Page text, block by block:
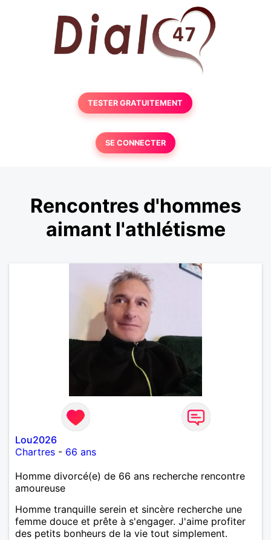
TESTER GRATUITEMENT
SE CONNECTER
Rencontres d'hommes
aimant l'athlétisme
Lou2026
Chartres - 66 ans
Homme divorcé(e) de 66 ans recherche rencontre
amoureuse
Homme tranquille serein et sincère recherche une
femme douce et prête à s'engager. J'aime profiter
des petits bonheurs de la vie tout simplement.